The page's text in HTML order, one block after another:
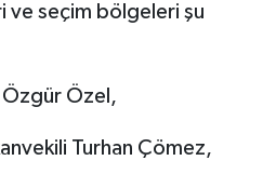
ve seçim bölgeleri şu
Özgür Özel,
Turhan Çömez,